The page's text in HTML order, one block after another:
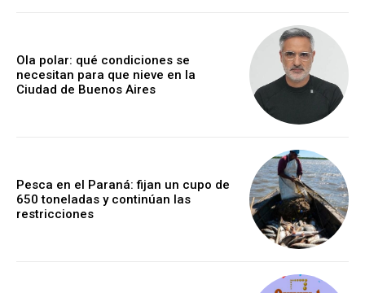
Ola polar: qué condiciones se
necesitan para que nieve en la
Ciudad de Buenos Aires
Pesca en el Paraná: fijan un cupo de
650 toneladas y continúan las
restricciones